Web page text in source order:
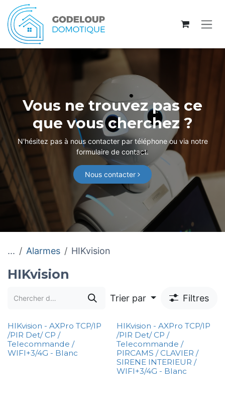
Se rendre au contenu
Vous ne trouvez pas ce
que vous cherchez ?
N'hésitez pas à nous contacter par téléphone ou via notre
formulaire de contact.
Nous contacter
... Alarmes HIKvision
HIKvision
Trier par Filtres
HIKvision - AXPro TCP/IP
/PIR Det/ CP /
Telecommande /
WIFI+3/4G - Blanc
HIKvision - AXPro TCP/IP
/PIR Det/ CP /
Telecommande /
PIRCAMS / CLAVIER /
SIRENE INTERIEUR /
WIFI+3/4G - Blanc